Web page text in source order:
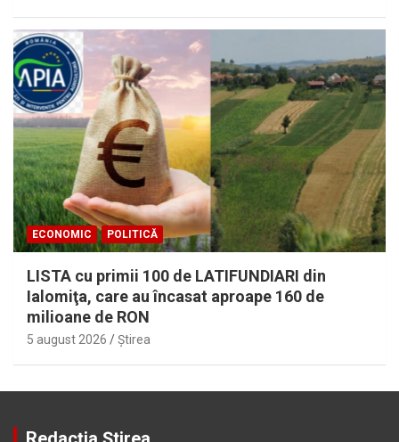
ECONOMIC POLITICĂ
LISTA cu primii 100 de LATIFUNDIARI din
Ialomiţa, care au încasat aproape 160 de
milioane de RON
5 august 2026 Ştirea